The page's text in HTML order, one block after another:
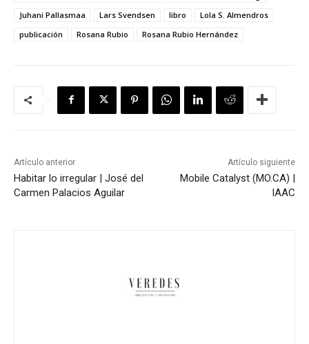
Juhani Pallasmaa
Lars Svendsen libro
Lola S. Almendros
publicación
Rosana Rubio Rosana Rubio Hernández
Artículo anterior
Habitar lo irregular | José del
Carmen Palacios Aguilar
Artículo siguiente
Mobile Catalyst (MO.CA) |
IAAC